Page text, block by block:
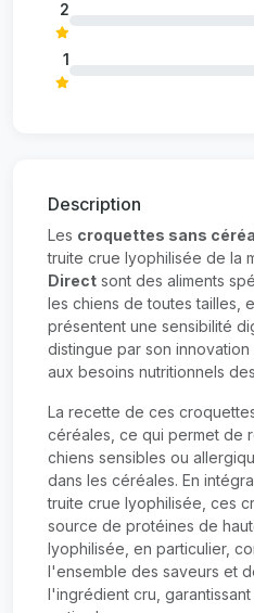
2
1
Description
Les croquettes sans
truite crue lyophilisée de la
Direct sont des aliments
les chiens de toutes tailles,
présentent une sensibilité
distingue par son
aux besoins nutritionnels
La recette de ces
céréales, ce qui permet de
chiens sensibles ou
dans les céréales. En
truite crue lyophilisée, ces
source de protéines de
lyophilisée, en particulier,
l'ensemble des saveurs et
l'ingrédient cru,